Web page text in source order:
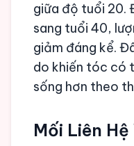
giữa độ tuổi 20.
sang tuổi 40,
giảm đáng kể.
do khiến tóc có
sống hơn theo
Mối Liên